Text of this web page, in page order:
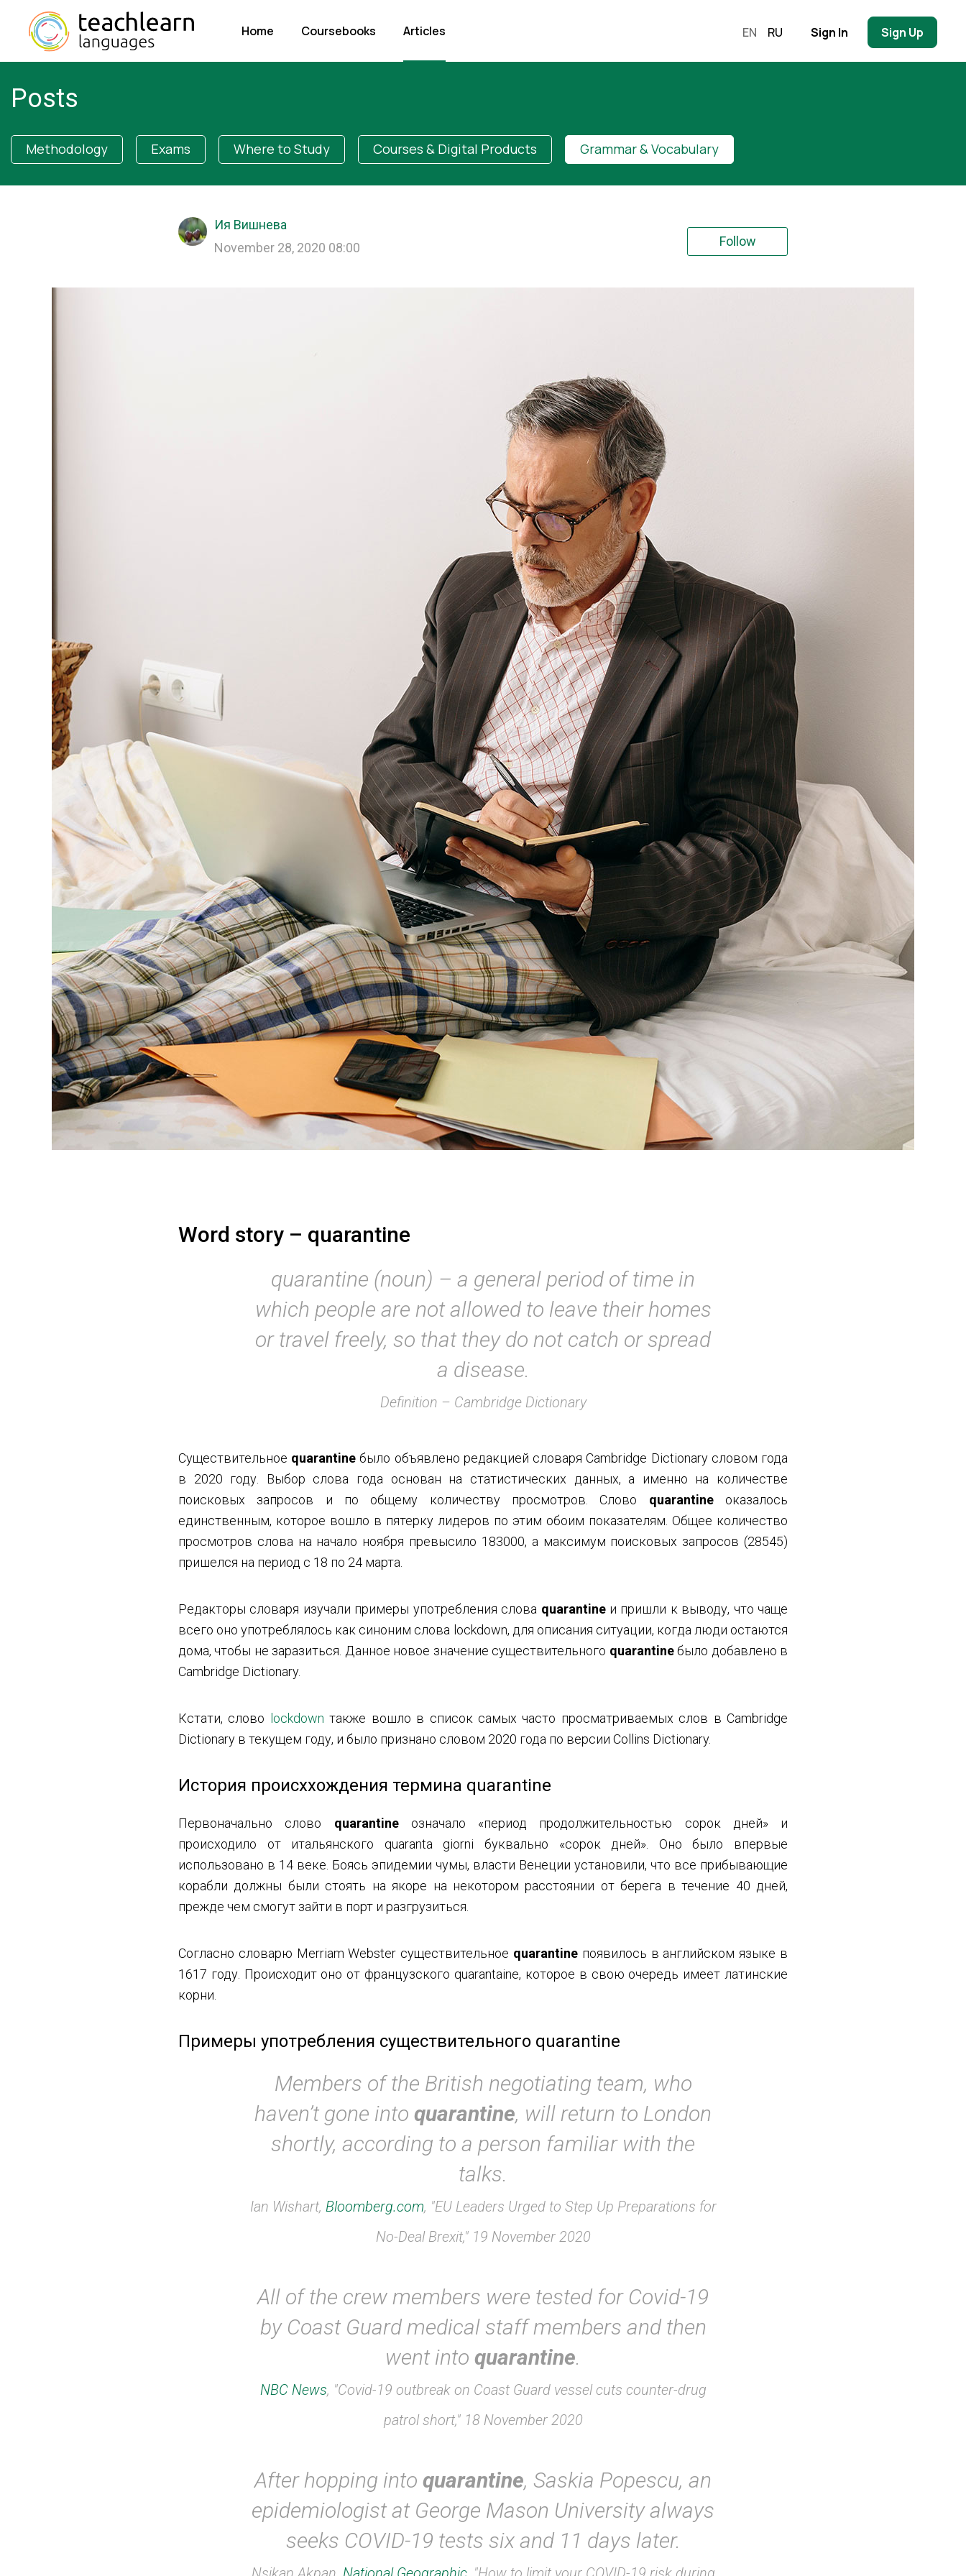
Home Coursebooks Articles EN RU Sign In Sign Up
Posts
Methodology Exams Where to Study Courses & Digital Products Grammar & Vocabulary
Ия Вишнева
November 28, 2020 08:00
Follow
Word story – quarantine
quarantine (noun) – a general period of time in
which people are not allowed to leave their homes
or travel freely, so that they do not catch or spread
a disease.
Definition – Cambridge Dictionary
Существительное quarantine было объявлено редакцией словаря Cambridge Dictionary словом года
в 2020 году. Выбор слова года основан на статистических данных, а именно на количестве
поисковых запросов и по общему количеству просмотров. Слово quarantineоказалось
единственным, которое вошло в пятерку лидеров по этим обоим показателям. Общее количество
просмотров слова на начало ноября превысило 183000, а максимум поисковых запросов (28545)
пришелся на период с 18 по 24 марта.
Редакторы словаря изучали примеры употребления слова quarantineи пришли к выводу, что чаще
всего оно употреблялось как синоним слова lockdown, для описания ситуации, когда люди остаются
дома, чтобы не заразиться. Данное новое значение существительного quarantineбыло добавлено в
Cambridge Dictionary.
Кстати, слово lockdown также вошло в список самых часто просматриваемых слов в Cambridge
Dictionary в текущем году, и было признано словом 2020 года по версии Collins Dictionary.
История происххождения термина quarantine
Первоначально слово quarantineозначало «период продолжительностью сорок дней» и
происходило от итальянского quaranta giorni буквально «сорок дней». Оно было впервые
использовано в 14 веке. Боясь эпидемии чумы, власти Венеции установили, что все прибывающие
корабли должны были стоять на якоре на некотором расстоянии от берега в течение 40 дней,
прежде чем смогут зайти в порт и разгрузиться.
Согласно словарю Merriam Webster существительное quarantine появилось в английском языке в
1617 году. Происходит оно от французского quarantaine, которое в свою очередь имеет латинские
корни.
Примеры употребления существительного quarantine
Members of the British negotiating team, who
haven’t gone into quarantine, will return to London
shortly, according to a person familiar with the
talks.
Ian Wishart, Bloomberg.com, "EU Leaders Urged to Step Up Preparations for
No-Deal Brexit," 19 November 2020
All of the crew members were tested for Covid-19
by Coast Guard medical staff members and then
went into quarantine.
NBC News, "Covid-19 outbreak on Coast Guard vessel cuts counter-drug
patrol short," 18 November 2020
After hopping into quarantine, Saskia Popescu, an
epidemiologist at George Mason University always
seeks COVID-19 tests six and 11 days later.